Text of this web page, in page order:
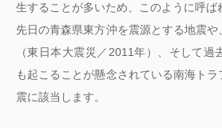
生することが多いため、このように呼ば
先日の青森県東方沖を震源とする地震
（東日本大震災／2011年）、そして過
も起こることが懸念されている南海ト
震に該当します。